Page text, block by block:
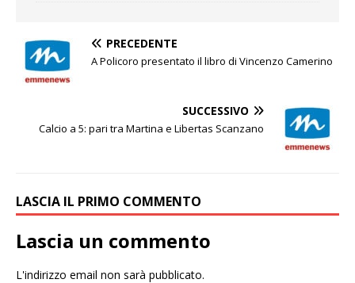
PRECEDENTE
A Policoro presentato il libro di Vincenzo Camerino
SUCCESSIVO
Calcio a 5: pari tra Martina e Libertas Scanzano
LASCIA IL PRIMO COMMENTO
Lascia un commento
L'indirizzo email non sarà pubblicato.